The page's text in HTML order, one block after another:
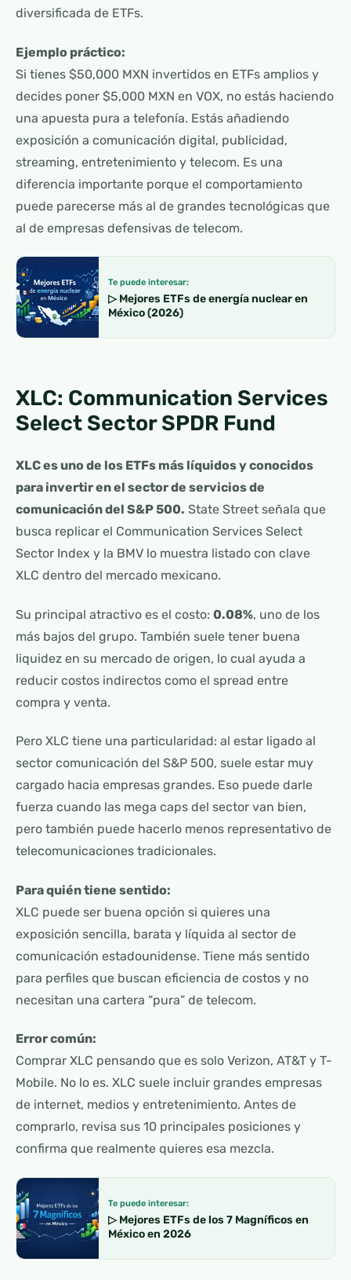
diversificada de ETFs.
Ejemplo práctico:
Si tienes $50,000 MXN invertidos en ETFs amplios y
decides poner $5,000 MXN en VOX, no estás haciendo
una apuesta pura a telefonía. Estás añadiendo
exposición a comunicación digital, publicidad,
streaming, entretenimiento y telecom. Es una
diferencia importante porque el comportamiento
puede parecerse más al de grandes tecnológicas que
al de empresas defensivas de telecom.
Te puede interesar:
▷ Mejores ETFs de energía nuclear en
México (2026)
XLC: Communication Services
Select Sector SPDR Fund
XLC es uno de los ETFs más líquidos y conocidos
para invertir en el sector de servicios de
comunicación del S&P 500. State Street señala que
busca replicar el Communication Services Select
Sector Index y la BMV lo muestra listado con clave
XLC dentro del mercado mexicano.
Su principal atractivo es el costo: 0.08%, uno de los
más bajos del grupo. También suele tener buena
liquidez en su mercado de origen, lo cual ayuda a
reducir costos indirectos como el spread entre
compra y venta.
Pero XLC tiene una particularidad: al estar ligado al
sector comunicación del S&P 500, suele estar muy
cargado hacia empresas grandes. Eso puede darle
fuerza cuando las mega caps del sector van bien,
pero también puede hacerlo menos representativo de
telecomunicaciones tradicionales.
Para quién tiene sentido:
XLC puede ser buena opción si quieres una
exposición sencilla, barata y líquida al sector de
comunicación estadounidense. Tiene más sentido
para perfiles que buscan eficiencia de costos y no
necesitan una cartera “pura” de telecom.
Error común:
Comprar XLC pensando que es solo Verizon, AT&T y T-
Mobile. No lo es. XLC suele incluir grandes empresas
de internet, medios y entretenimiento. Antes de
comprarlo, revisa sus 10 principales posiciones y
confirma que realmente quieres esa mezcla.
Te puede interesar:
▷ Mejores ETFs de los 7 Magníficos en
México en 2026